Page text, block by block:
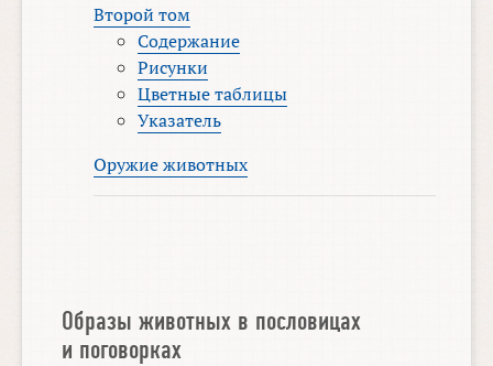
Второй том
Содержание
Рисунки
Цветные таблицы
Указатель
Оружие животных
Образы животных в пословицах
и поговорках